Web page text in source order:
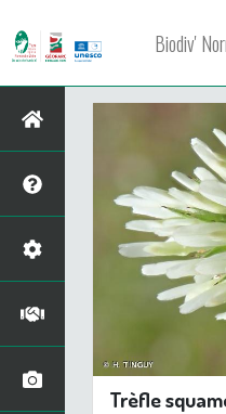
Biodiv'
Trèfle